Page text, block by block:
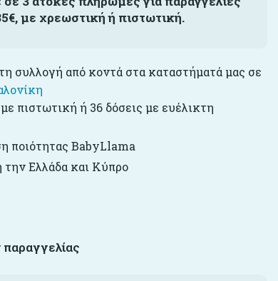
με χρεωστική ή πιστωτική.
συλλογή από κοντά στα καταστήματά μας σε
με πιστωτική ή 36 δόσεις με ευέλικτη
ποιότητας BabyLlama
Ελλάδα και Κύπρο
παραγγελίας